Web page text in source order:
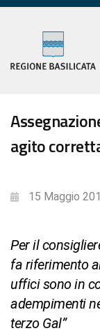
agito
15 Maggio
Per il
fa riferimento
uffici sono in
adempimenti
terzo Gal”